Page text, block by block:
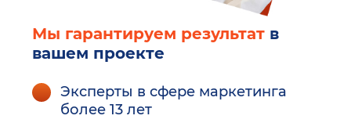
Мы гарантируем результат в
вашем проекте
Эксперты в сфере маркетинга
более 13 лет